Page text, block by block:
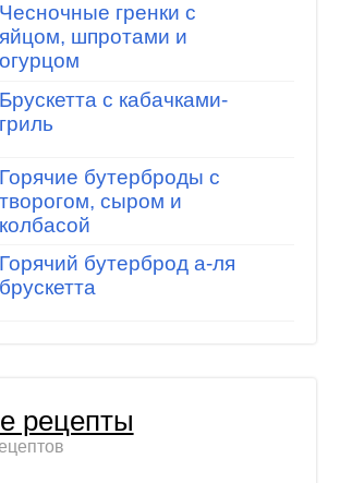
Чесночные гренки с
яйцом, шпротами и
огурцом
Брускетта с кабачками-
гриль
Горячие бутерброды с
творогом, сыром и
колбасой
Горячий бутерброд а-ля
брускетта
рецепты